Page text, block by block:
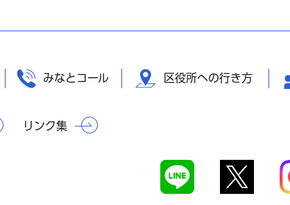
みなとコール 区役所への行き方
リンク集